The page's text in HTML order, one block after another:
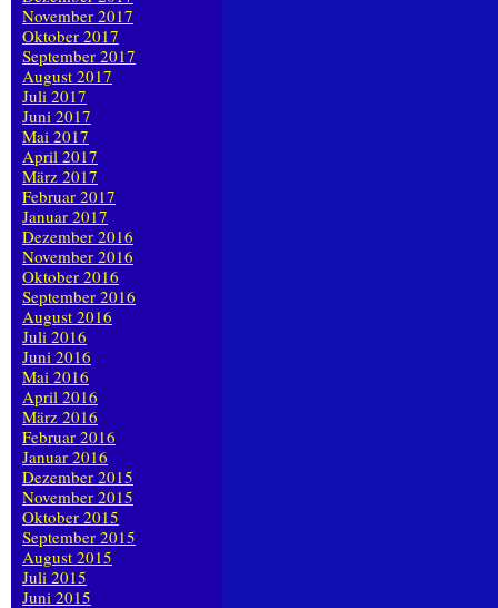
November 2017
Oktober 2017
September 2017
August 2017
Juli 2017
Juni 2017
Mai 2017
April 2017
März 2017
Februar 2017
Januar 2017
Dezember 2016
November 2016
Oktober 2016
September 2016
August 2016
Juli 2016
Juni 2016
Mai 2016
April 2016
März 2016
Februar 2016
Januar 2016
Dezember 2015
November 2015
Oktober 2015
September 2015
August 2015
Juli 2015
Juni 2015